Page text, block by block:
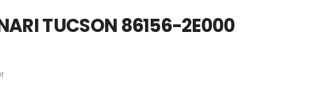
TUCSON 86156-2E000